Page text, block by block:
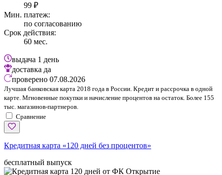
99 ₽
Мин. платеж:
по согласованию
Срок действия:
60 мес.
выдача 1 день
доставка да
проверено 07.08.2026
Лучшая банковская карта 2018 года в России. Кредит и рассрочка в одной
карте. Мгновенные покупки и начисление процентов на остаток. Более 155
тыс. магазинов-партнеров.
Сравнение
Кредитная карта «120 дней без процентов»
бесплатный выпуск